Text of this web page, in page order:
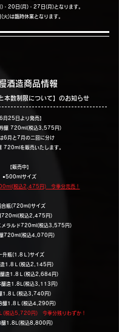
20日(月)・27日(月)となります。
)は臨時休業となります。
酒造商品情報
本数制限について】のお知らせ
6月25日より発売】
吟醸 720ml(税込3,575円)
6月と7月の二回に分け
720mlを販売いたします。
​【販売中】
●500mlサイズ
税込2,475円) 今季分完売！
合瓶(720ml)サイズ
720ml(税込2,475円)
メラルド720ml(税込3,575円)
醸720ml(税込4,070円)
升瓶(1.8Ｌ)サイズ
造1.8Ｌ(税込2,145円)
醸造1.8Ｌ(税込2,684円)
醸造1.8L(税込3,113円)
1.8Ｌ(税込3,740円)
醸1.8Ｌ(税込4,290円)
(税込5,720円) 今季分残りわずか！
醸1.8L(税込8,800円)